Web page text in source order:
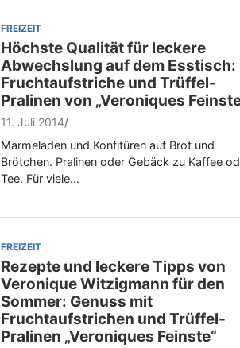
FREIZEIT
Höchste Qualität für leckere
Abwechslung auf dem Esstisch:
Fruchtaufstriche und Trüffel-
Pralinen von „Veroniques
11. Juli 2014
Marmeladen und Konfitüren auf Brot und
Brötchen. Pralinen oder Gebäck zu Kaffee
Tee. Für viele…
FREIZEIT
Rezepte und leckere Tipps von
Veronique Witzigmann für den
Sommer: Genuss mit
Fruchtaufstrichen und Trüffel-
Pralinen „Veroniques Feinste“